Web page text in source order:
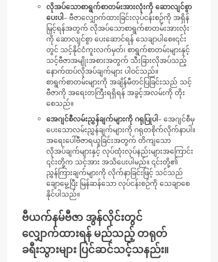
လိုအပ်သောစာရွက်စာတမ်းအားလုံးကို ဆောလျင်စွာ
ပေးပါ– ဗီဇာလျှောက်ထားခြင်းလုပ်ငန်းစဉ်ကို အရှိန်
မြှင့်ရန်အတွက် လိုအပ်သောစာရွက်စာတမ်းအားလုံး
ကို ဆောလျင်စွာ ပေးဆောင်ရန် သေချာပါစေ။၎င်း
တွင် သင့်နိုင်ငံကူးလက်မှတ်၊ စာရွက်စာတမ်းများနှင့်
သင့်ဗီဇာအမျိုးအစားအတွက် သီးခြားလိုအပ်သည့်
နောက်ထပ်လိုအပ်ချက်များ ပါဝင်သည်။
စာရွက်စာတမ်းများကို အချိန်မီတင်ပြခြင်းသည် သင့်
ဗီဇာကို အရေးတကြီးရရှိရန် အခွင့်အလမ်းကို တိုး
စေသည်။
အေဂျင်စီလမ်းညွှန်ချက်များကို ဂရုပြုပါ– အေဂျင်စီမှ
ပေးသောလမ်းညွှန်ချက်များကို ဂရုတစိုက်လိုက်နာပါ။
အရေးပေါ်ဗီဇာရယူခြင်းအတွက် တိကျသော
လိုအပ်ချက်များနှင့် လုပ်ထုံးလုပ်နည်းများအကြောင်း
၎င်းတို့က သင့်အား အသိပေးပါမည်။ ၎င်းတို့၏
ညွှန်ကြားချက်များကို လိုက်နာခြင်းဖြင့် သင်သည်
ချောမွေ့ပြီး မြန်ဆန်သော လုပ်ငန်းစဉ်ကို သေချာစေ
နိုင်ပါသည်။
ဗီယက်နမ်ဗီဇာ အွန်လိုင်းတွင်
လျှောက်ထားရန် မည်သည့် တရုတ်
ခရီးသွားများ ပြင်ဆင်သင့်သနည်း။